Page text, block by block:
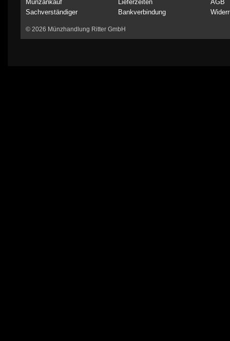
Münzankauf
Sachverständiger
Lieferzeiten
Bankverbindung
AGB
© 2026 Münzhandlung Ritter GmbH